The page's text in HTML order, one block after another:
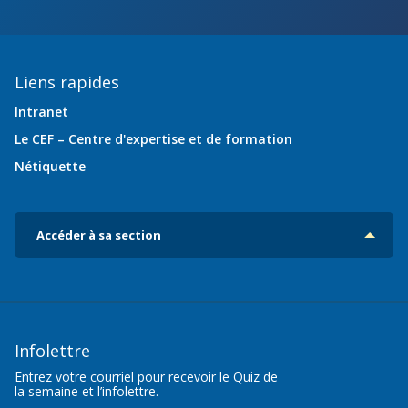
Liens rapides
Intranet
Le CEF – Centre d'expertise et de formation
Nétiquette
Accéder à sa section
Infolettre
Entrez votre courriel pour recevoir le Quiz de
la semaine et l’infolettre.